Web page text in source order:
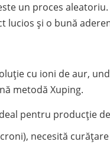
un proces aleatoriu.
lucios și o bună
cu ioni de aur,
metodă Xuping.
pentru producție
necesită